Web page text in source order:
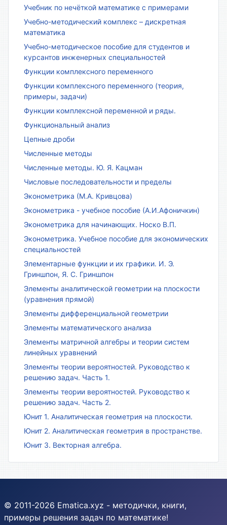
Учебник по нечёткой математике с примерами
Учебно-методический комплекс – дискретная
математика
Учебно-методическое пособие для студентов и
курсантов инженерных специальностей
Функции комплексного переменного
Функции комплексного переменного (теория,
примеры, задачи)
Функции комплексной переменной и ряды.
Функциональный анализ
Цепные дроби
Численные методы
Численные методы. Ю. Я. Кацман
Числовые последовательности и пределы
Эконометрика (М.А. Кривцова)
Эконометрика - учебное пособие (А.И.Афоничкин)
Эконометрика для начинающих. Носко В.П.
Эконометрика. Учебное пособие для экономических
специальностей
Элементарные функции и их графики. И. Э.
Гриншпон, Я. С. Гриншпон
Элементы аналитической геометрии на плоскости
(уравнения прямой)
Элементы дифференциальной геометрии
Элементы математического анализа
Элементы матричной алгебры и теории систем
линейных уравнений
Элементы теории вероятностей. Руководство к
решению задач. Часть 1.
Элементы теории вероятностей. Руководство к
решению задач. Часть 2.
Юнит 1. Аналитическая геометрия на плоскости.
Юнит 2. Аналитическая геометрия в пространстве.
Юнит 3. Векторная алгебра.
© 2011-2026 Ematica.xyz - методички, книги,
примеры решения задач по математике!